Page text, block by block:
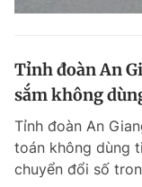
Tỉnh đoàn An
sắm không
Tỉnh đoàn An
toán không dùng
chuyển đổi số